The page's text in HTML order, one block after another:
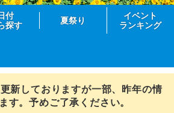
付
探す
夏祭り
イベント
ランキング
新しておりますが一部、昨年の情
す。予めご了承ください。